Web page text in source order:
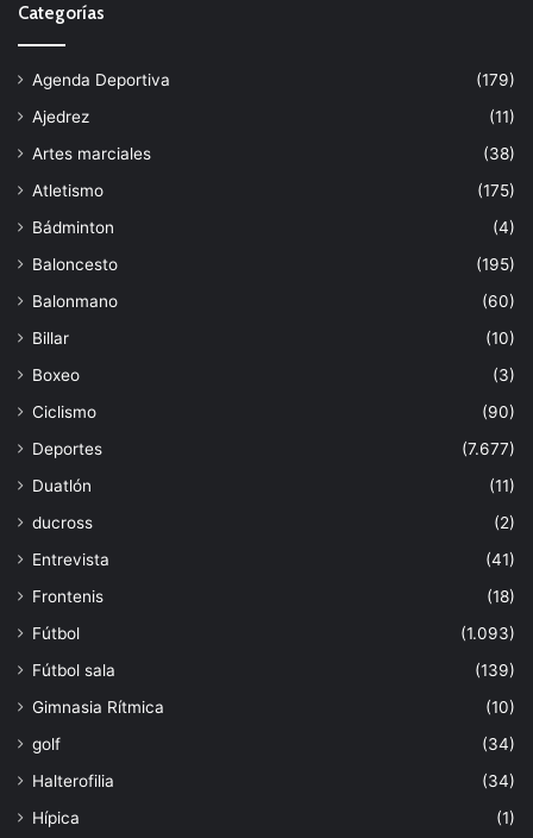
Categorías
Agenda Deportiva
(179)
Ajedrez
(11)
Artes marciales
(38)
Atletismo
(175)
Bádminton
(4)
Baloncesto
(195)
Balonmano
(60)
Billar
(10)
Boxeo
(3)
Ciclismo
(90)
Deportes
(7.677)
Duatlón
(11)
ducross
(2)
Entrevista
(41)
Frontenis
(18)
Fútbol
(1.093)
Fútbol sala
(139)
Gimnasia Rítmica
(10)
golf
(34)
Halterofilia
(34)
Hípica
(1)